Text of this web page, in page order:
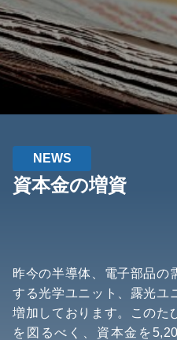
NEWS
資本金の増資
昨今の半導体、電子部品の
する光学ユニット、露光ユ
増加しております。このた
を図るべく、資本金を